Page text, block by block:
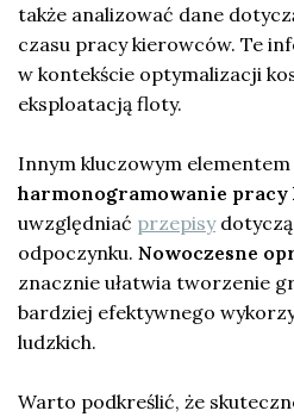
także analizować dane
czasu pracy kierowców. Te
w kontekście optymalizacji
eksploatacją floty.
Innym kluczowym
harmonogramowanie
uwzględniać przepisy
odpoczynku. Nowoczesne
znacznie ułatwia tworzenie
bardziej efektywnego
ludzkich.
Warto podkreślić, że